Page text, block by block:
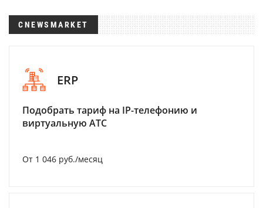
CNEWSMARKET
ERP
Подобрать тариф на IP-телефонию и
виртуальную АТС
От 1 046 руб./месяц